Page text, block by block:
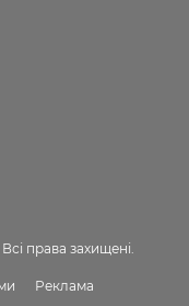
права захищені.
Реклама